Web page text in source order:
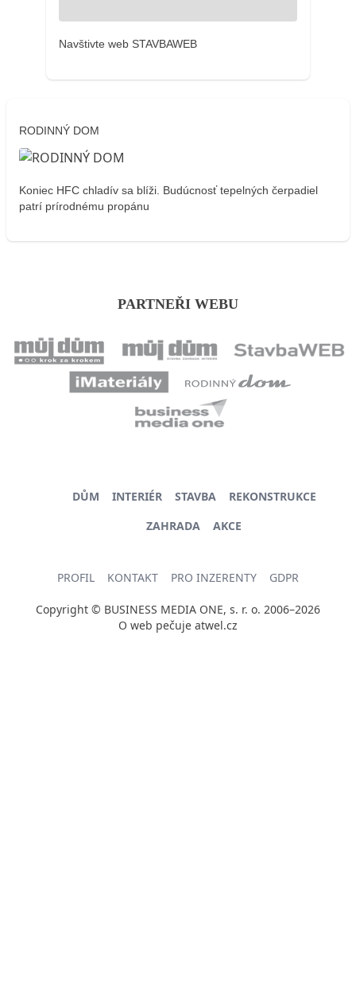
Navštivte web STAVBAWEB
RODINNÝ DOM
Koniec HFC chladív sa blíži. Budúcnosť tepelných čerpadiel
patrí prírodnému propánu
PARTNEŘI WEBU
DŮM INTERIÉR STAVBA
REKONSTRUKCE
ZAHRADA
AKCE
PROFIL KONTAKT PRO INZERENTY GDPR
Copyright © BUSINESS MEDIA ONE, s. r. o. 2006–2026